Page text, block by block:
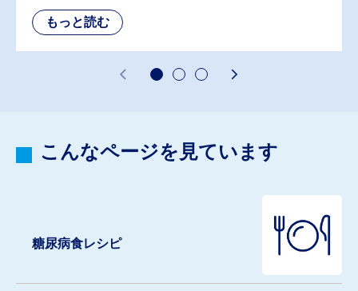
こんなページを見ています
糖尿病食レシピ